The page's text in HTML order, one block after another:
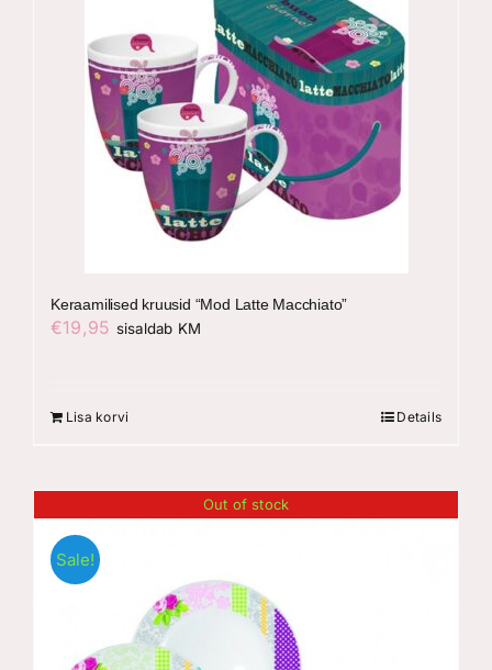
Keraamilised kruusid “Mod Latte Macchiato”
€19,95 sisaldab KM
Lisa korvi Details
Out of stock
Sale!